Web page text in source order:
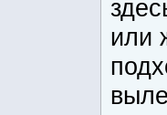
или